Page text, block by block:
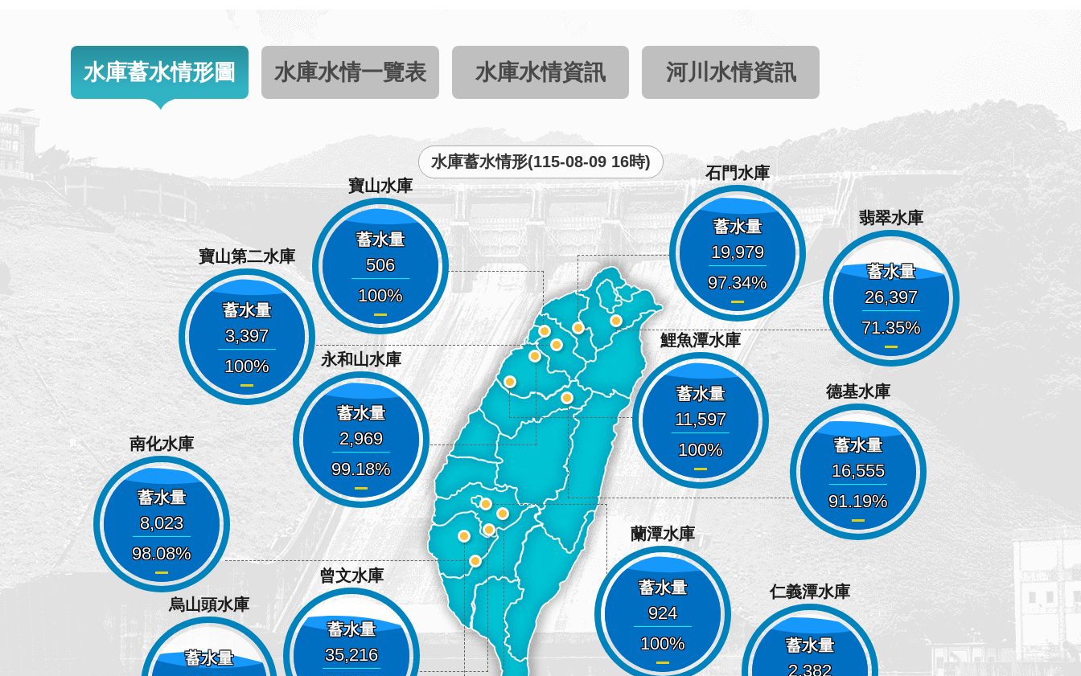
水庫蓄水情形圖 水庫水情一覽表 水庫水情資訊 河川水情資訊
水庫蓄水情形(115-08-09 16時)
石門水庫
蓄水量
19,979
97.34
翡翠水庫
蓄水量
26,397
71.35
寶山水庫
蓄水量
506
100
寶山第二水庫
蓄水量
3,397
100
永和山水庫
蓄水量
2,969
99.18
鯉魚潭水庫
蓄水量
11,597
100
德基水庫
蓄水量
16,555
91.19
蘭潭水庫
蓄水量
924
100
仁義潭水庫
蓄水量
2,382
烏山頭水庫
蓄水量
曾文水庫
蓄水量
35,216
南化水庫
蓄水量
8,023
98.08